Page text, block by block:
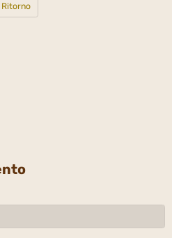
Ritorno